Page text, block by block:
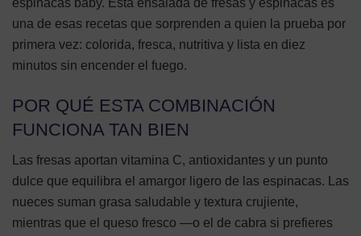
espinacas baby. Esta ensalada de fresas y espinacas es
una de esas recetas que sorprenden a quien la prueba por
primera vez: colorida, fresca, nutritiva y lista en diez
minutos sin encender el fuego.
POR QUÉ ESTA COMBINACIÓN
FUNCIONA TAN BIEN
Las fresas aportan vitamina C, antioxidantes y un punto
dulce que equilibra el amargor ligero de las espinacas. Las
nueces suman grasa saludable y textura crujiente,
mientras que el queso fresco —o el de cabra si prefieres